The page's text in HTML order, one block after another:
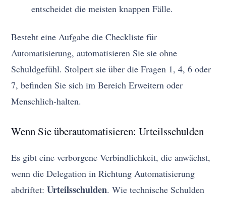
entscheidet die meisten knappen Fälle.
Besteht eine Aufgabe die Checkliste für
Automatisierung, automatisieren Sie sie ohne
Schuldgefühl. Stolpert sie über die Fragen 1, 4, 6 oder
7, befinden Sie sich im Bereich Erweitern oder
Menschlich-halten.
Wenn Sie überautomatisieren: Urteilsschulden
Es gibt eine verborgene Verbindlichkeit, die anwächst,
wenn die Delegation in Richtung Automatisierung
abdriftet:Urteilsschulden. Wie technische Schulden